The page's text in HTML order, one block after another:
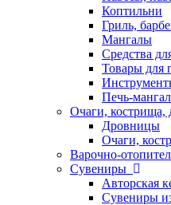
Коптильни
Гриль,
Мангалы
Средства
Товары для
Печь-
Очаги, кострища,
Дровницы
Очаги,
Варочно-
Сувениры
Авторская
Сувениры